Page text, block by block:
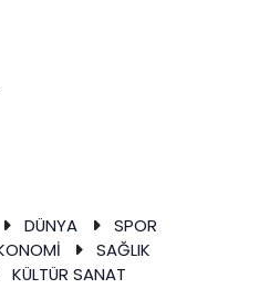
DÜNYA
SPOR
SAĞLIK
KÜLTÜR SANAT